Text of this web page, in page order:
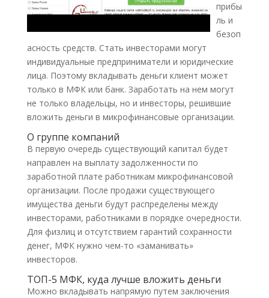
прибы
ль и
безоп
асность средств. Стать инвесторами могут
индивидуальные предприниматели и юридические
лица. Поэтому вкладывать деньги клиент может
только в МФК или банк. Заработать на нем могут
не только владельцы, но и инвесторы, решившие
вложить деньги в микрофинансовые организации.
О группе компаний
В первую очередь существующий капитал будет
направлен на выплату задолженности по
заработной плате работникам микрофинансовой
организации. После продажи существующего
имущества деньги будут распределены между
инвесторами, работниками в порядке очередности.
Для физлиц и отсутствием гарантий сохранности
денег, МФК нужно чем-то «заманивать»
инвесторов.
ТОП-5 МФК, куда лучше вложить деньги
Можно вкладывать напрямую путем заключения